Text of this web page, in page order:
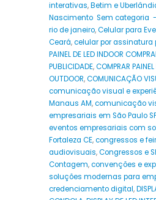
interativas,Betim e
Nascimento Sem categoria
rio de janeiro,Celular para
Ceará,celular por assinatura
PAINEL DE LED INDOOR
PUBLICIDADE,COMPRAR PAINEL
OUTDOOR,COMUNICAÇÃO
comunicação visual e
Manaus AM,comunicação
empresariais em São Paulo
eventos empresariais com
Fortaleza CE,congressos e
audiovisuais,Congressos e
Contagem,convenções e
soluções modernas para
credenciamento digital,